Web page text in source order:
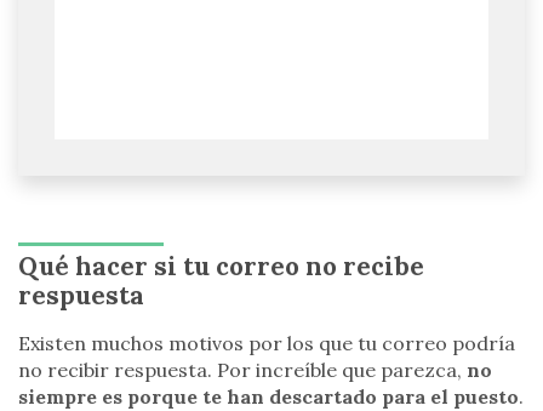
Qué hacer si tu correo no recibe
respuesta
Existen muchos motivos por los que tu correo podría
no recibir respuesta. Por increíble que parezca, no
siempre es porque te han descartado para el puesto.